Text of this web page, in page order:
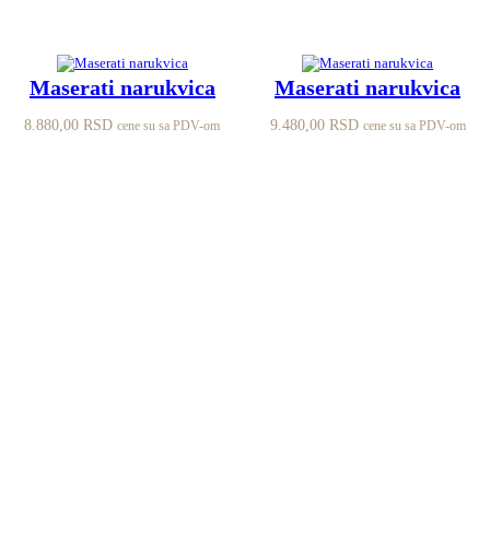
Maserati narukvica
8.880,00RSD cene su sa PDV-om
Maserati narukvica
9.480,00 RSD cene su sa PDV-om